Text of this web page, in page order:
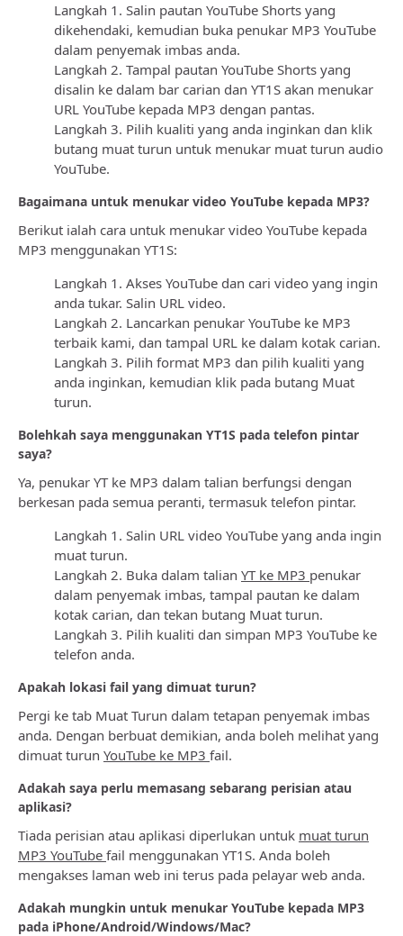
Langkah 1. Salin pautan YouTube Shorts yang
dikehendaki, kemudian buka penukar MP3 YouTube
dalam penyemak imbas anda.
Langkah 2. Tampal pautan YouTube Shorts yang
disalin ke dalam bar carian dan YT1S akan menukar
URL YouTube kepada MP3 dengan pantas.
Langkah 3. Pilih kualiti yang anda inginkan dan klik
butang muat turun untuk menukar muat turun audio
YouTube.
Bagaimana untuk menukar video YouTube kepada MP3?
Berikut ialah cara untuk menukar video YouTube kepada
MP3 menggunakan YT1S:
Langkah 1. Akses YouTube dan cari video yang ingin
anda tukar. Salin URL video.
Langkah 2. Lancarkan penukar YouTube ke MP3
terbaik kami, dan tampal URL ke dalam kotak carian.
Langkah 3. Pilih format MP3 dan pilih kualiti yang
anda inginkan, kemudian klik pada butang Muat
turun.
Bolehkah saya menggunakan YT1S pada telefon pintar
saya?
Ya, penukar YT ke MP3 dalam talian berfungsi dengan
berkesan pada semua peranti, termasuk telefon pintar.
Langkah 1. Salin URL video YouTube yang anda ingin
muat turun.
Langkah 2. Buka dalam talian YT ke MP3 penukar
dalam penyemak imbas, tampal pautan ke dalam
kotak carian, dan tekan butang Muat turun.
Langkah 3. Pilih kualiti dan simpan MP3 YouTube ke
telefon anda.
Apakah lokasi fail yang dimuat turun?
Pergi ke tab Muat Turun dalam tetapan penyemak imbas
anda. Dengan berbuat demikian, anda boleh melihat yang
dimuat turun YouTube ke MP3 fail.
Adakah saya perlu memasang sebarang perisian atau
aplikasi?
Tiada perisian atau aplikasi diperlukan untuk muat turun
MP3 YouTube fail menggunakan YT1S. Anda boleh
mengakses laman web ini terus pada pelayar web anda.
Adakah mungkin untuk menukar YouTube kepada MP3
pada iPhone/Android/Windows/Mac?